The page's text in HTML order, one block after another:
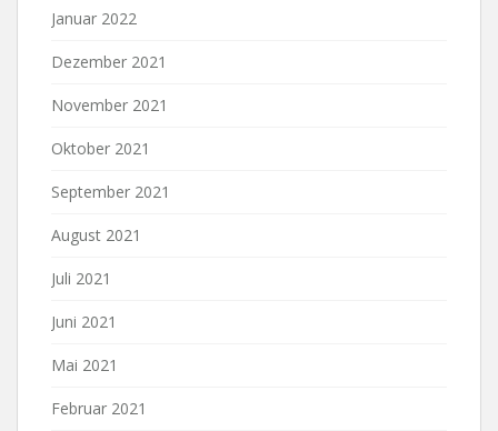
Januar 2022
Dezember 2021
November 2021
Oktober 2021
September 2021
August 2021
Juli 2021
Juni 2021
Mai 2021
Februar 2021